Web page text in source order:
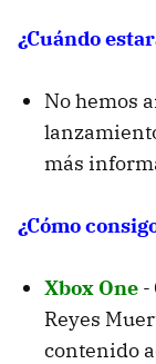
¿Cuándo
No hemos
más
¿Cómo
Xbox One -
Reyes
contenido